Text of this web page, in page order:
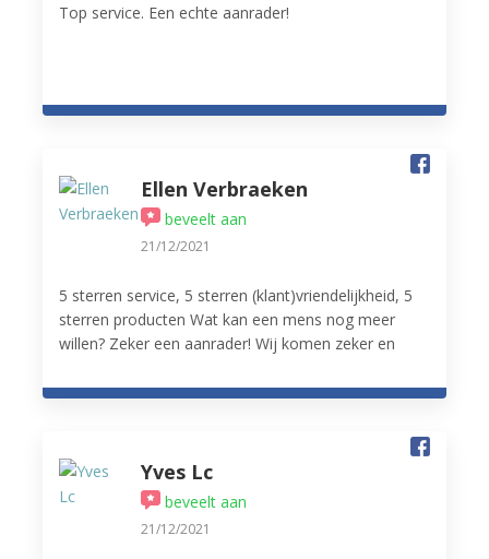
Top service. Een echte aanrader!
Ellen Verbraeken
beveelt aan
21/12/2021
5 sterren service, 5 sterren (klant)vriendelijkheid, 5
sterren producten Wat kan een mens nog meer
willen? Zeker een aanrader! Wij komen zeker en
Yves Lc
beveelt aan
21/12/2021